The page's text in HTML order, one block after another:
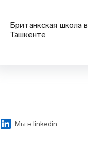
Британкская школа в
Ташкенте
Мы в linkedin